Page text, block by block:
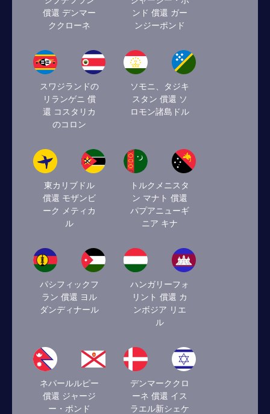
償還 デンマー
ククローネ
ンド 償還 ガー
ンジーポンド
スワジランドの
リランゲニ 償
還 コスタリカ
のコロン
ソモニ、タジキ
スタン 償還 ソ
ロモン諸島ドル
東カリブドル
償還 モザンビ
ーク メティカ
ル
トルクメニスタ
ン マナト 償還
パプアニューギ
ニア キナ
パシフィックフ
ラン 償還 ヨル
ダンディナール
ハンガリーフォ
リント 償還 カ
ンボジア リエ
ル
ネパールルピー
償還 ジャージ
ー・ポンド
デンマーククロ
ーネ 償還 イス
ラエル新シェケ